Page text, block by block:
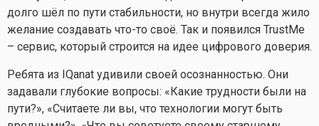
долго шёл по пути стабильности, но внутри всегда жило
желание создавать что-то своё. Так и появился TrustMe
– сервис, который строится на идее цифрового доверия.
Ребята из IQanat удивили своей осознанностью. Они
задавали глубокие вопросы: «Какие трудности были на
пути?», «Считаете ли вы, что технологии могут быть